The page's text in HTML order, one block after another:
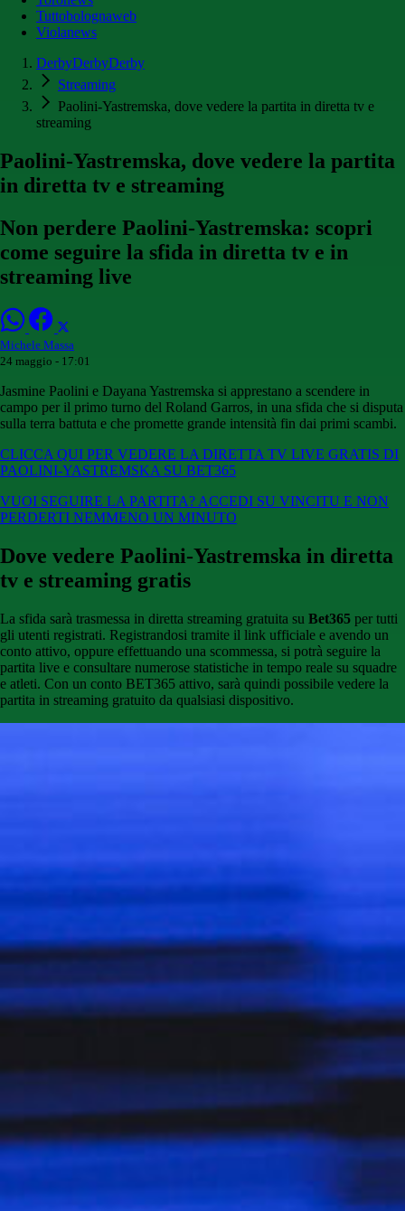
Tuttobolognaweb
Violanews
DerbyDerbyDerby
Streaming
Paolini-Yastremska, dove vedere la partita in diretta tv e
streaming
Paolini-Yastremska, dove vedere la partita
in diretta tv e streaming
Non perdere Paolini-Yastremska: scopri
come seguire la sfida in diretta tv e in
streaming live
Michele Massa
24 maggio - 17:01
Jasmine Paolini e Dayana Yastremska si apprestano a scendere in
campo per il primo turno del Roland Garros, in una sfida che si disputa
sulla terra battuta e che promette grande intensità fin dai primi scambi.
CLICCA QUI PER VEDERE LA DIRETTA TV LIVE GRATIS DI
PAOLINI-YASTREMSKA SU BET365
VUOI SEGUIRE LA PARTITA? ACCEDI SU VINCITU E NON
PERDERTI NEMMENO UN MINUTO
Dove vedere Paolini-Yastremska in diretta
tv e streaming gratis
La sfida sarà trasmessa in diretta streaming gratuita su Bet365 per tutti
gli utenti registrati. Registrandosi tramite il link ufficiale e avendo un
conto attivo, oppure effettuando una scommessa, si potrà seguire la
partita live e consultare numerose statistiche in tempo reale su squadre
e atleti. Con un conto BET365 attivo, sarà quindi possibile vedere la
partita in streaming gratuito da qualsiasi dispositivo.